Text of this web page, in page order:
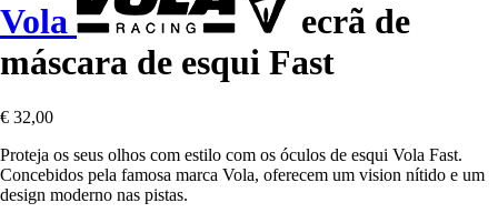
Vola
ecrã de
máscara de esqui Fast
€ 32,00
Proteja os seus olhos com estilo com os óculos de esqui Vola Fast.
Concebidos pela famosa marca Vola, oferecem um vision nítido e um
design moderno nas pistas.